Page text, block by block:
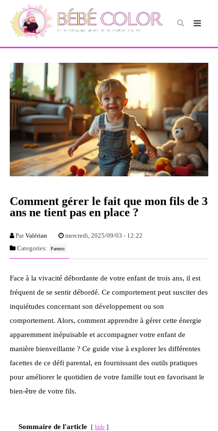
Comment gérer le fait que mon fils de 3
ans ne tient pas en place ?
ParValérian
mercredi, 2025/09/03 - 12:22
Categories:
Parents
Face à la vivacité débordante de votre enfant de trois ans, il est
fréquent de se sentir débordé. Ce comportement peut susciter des
inquiétudes concernant son développement ou son
comportement. Alors, comment apprendre à gérer cette énergie
apparemment inépuisable et accompagner votre enfant de
manière bienveillante ? Ce guide vise à explorer les différentes
facettes de ce défi parental, en fournissant des outils pratiques
pour améliorer le quotidien de votre famille tout en favorisant le
bien-être de votre fils.
Sommaire de l'article hide